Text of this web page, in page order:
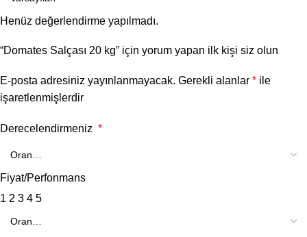
Henüz değerlendirme yapılmadı.
“Domates Salçası 20 kg” için yorum yapan ilk kişi siz olun
E-posta adresiniz yayınlanmayacak. Gerekli alanlar * ile
işaretlenmişlerdir
Derecelendirmeniz *
Fiyat/Perfonmans
1 2 3 4 5